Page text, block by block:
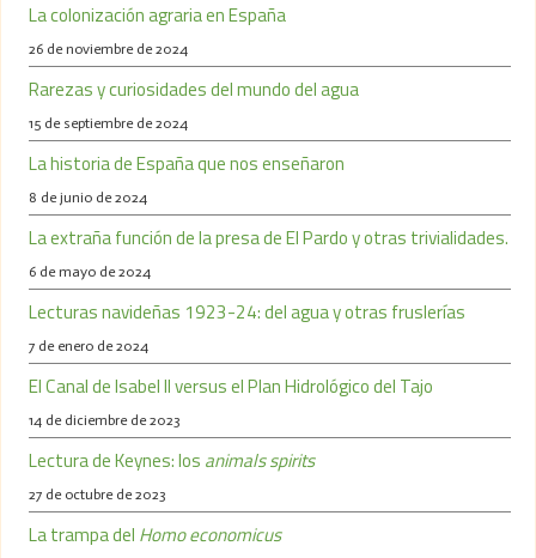
La colonización agraria en España
26 de noviembre de 2024
Rarezas y curiosidades del mundo del agua
15 de septiembre de 2024
La historia de España que nos enseñaron
8 de junio de 2024
La extraña función de la presa de El Pardo y otras trivialidades.
6 de mayo de 2024
Lecturas navideñas 1923-24: del agua y otras fruslerías
7 de enero de 2024
El Canal de Isabel II versus el Plan Hidrológico del Tajo
14 de diciembre de 2023
Lectura de Keynes: los animals spirits
27 de octubre de 2023
La trampa del Homo economicus